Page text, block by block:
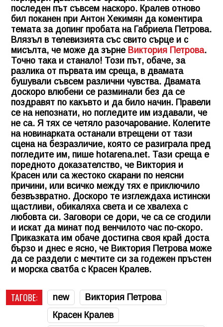
последен път съвсем наскоро. Кралев отново
бил поканен при Антон Хекимян да коментира
темата за допинг пробата на Габриела Петрова.
Влязъл в телевизията със свито сърце и с
мисълта, че може да зърне Виктория Петрова.
Точно така и станало! Този път, обаче, за
разлика от първата им среща, в двамата
бушували съвсем различни чувства. Двамата
доскоро влюбени се разминали без да се
поздравят по какъвто и да било начин. Правели
се на непознати, но погледите им издавали, че
не са. Я тях се четяло разочарование. Колегите
на новинарката останали втрещени от тази
сцена на безразличие, която се разиграла пред
погледите им, пише hotarena.net. Тази среща е
поредното доказателство, че Виктория и
Красен или са жестоко скарани по неясни
причини, или всичко между тях е приключило
безвъзвратно. Доскоро те изглеждаха истински
щастливи, обикаляха света и се хвалеха с
любовта си. Заговори се дори, че са се сгодили
и искат да минат под венчилото час по-скоро.
Приказката им обаче достигна своя край доста
бързо и днес е ясно, че Виктория Петроваможе
да се раздели с мечтите си за годежен пръстен
и морска сватба с Красен Кралев.
ТАГОВЕ: new
Виктория Петрова
Красен Кралев